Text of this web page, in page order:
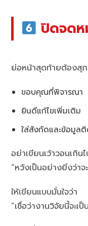
ปิดจดห
ย่อหน้าสุดท้ายต้องสุภ
ขอบคุณที่พิจารณา
ยินดีแก้ไขเพิ่มเติม
ใส่สังกัดและข้อมูล
อย่าเขียนเว้าวอนเกิน
“หวังเป็นอย่างยิ่งว่า
ให้เขียนแบบมั่นใจว่า
“เชื่อว่างานวิจัยนี้จะเ